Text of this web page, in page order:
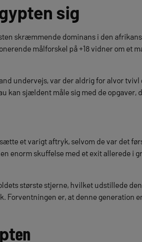
sig
skræmmende dominans i den
målforskel på +18 vidner om et
undervejs, var der aldrig for alvor
kan sjældent måle sig med de opgaver,
et varigt aftryk, selvom de var det
enorm skuffelse med et exit allerede i
største stjerne, hvilket udstillede
Forventningen er, at denne generation
en